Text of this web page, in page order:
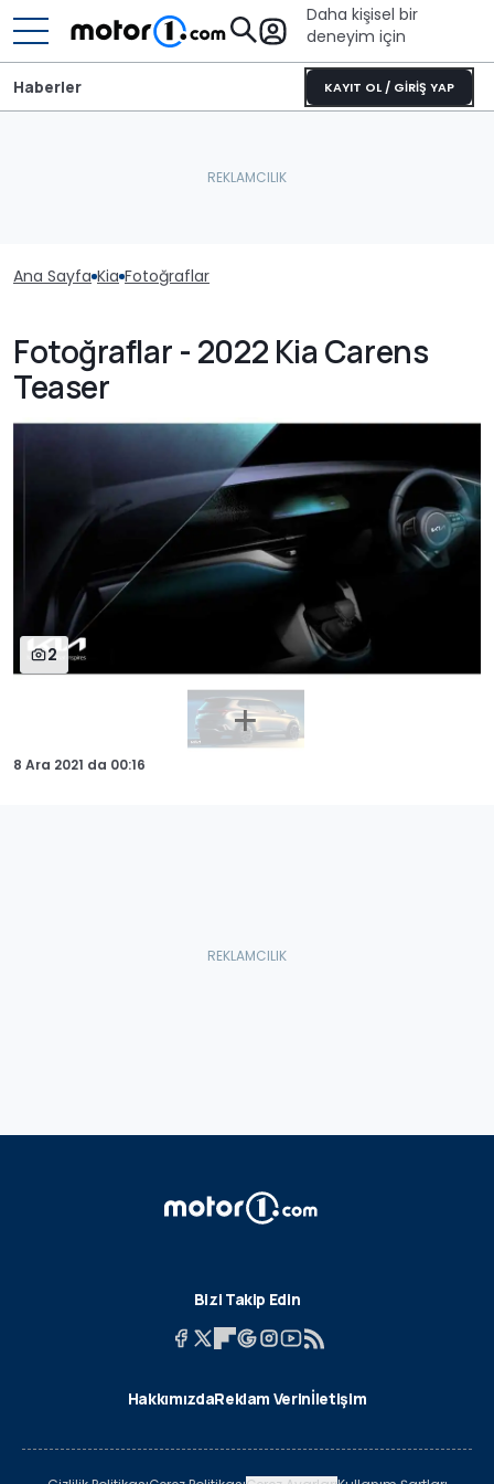
Daha kişisel bir
deneyim için
KAYIT OL / GİRİŞ YAP
Haberler
Ana Sayfa Kia Fotoğraflar
Fotoğraflar - 2022 Kia Carens
Teaser
2
8 Ara 2021 da 00:16
Bizi Takip Edin
HakkımızdaReklam Verinİletişim